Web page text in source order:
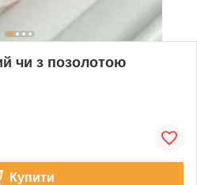
чи з позолотою
Купити